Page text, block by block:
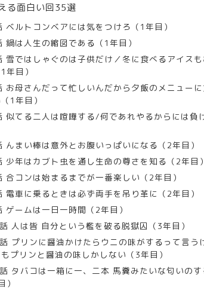
る面白い回35選
ベルトコンベアには気をつけろ（1年目）
鍋は人生の縮図である（1年目）
雪ではしゃぐのは子供だけ／冬に食べるアイス
年目）
お母さんだって忙しいんだから夕飯のメニュー
1年目）
似てる二人は喧嘩する/何であれやるからには負
んまい棒は意外とお腹いっぱいになる（2年目）
少年はカブト虫を通し生命の尊さを知る（2年目）
合コンは始まるまでが一番楽しい（2年目）
電車に乗るときは必ず両手を吊り革に（2年目）
ゲームは一日一時間（2年目）
人は皆 自分という檻を破る脱獄囚（3年目）
プリンに醤油かけたらウニの味がするって言う
プリンと醤油の味しかしない（3年目）
タバコは一箱に一、二本 馬糞みたいな匂いの
）